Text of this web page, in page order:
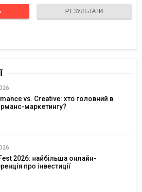
РЕЗУЛЬТАТИ
vs. Creative: хто головний в
маркетингу?
2026: найбільша онлайн-
про інвестиції